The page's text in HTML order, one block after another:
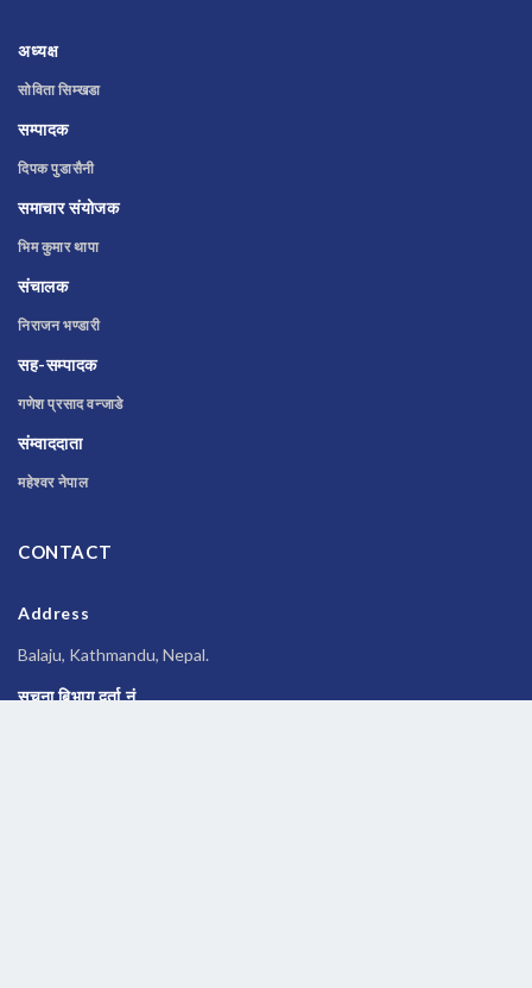
अध्यक्ष
सोविता सिम्खडा
सम्पादक
दिपक पुडासैनी
समाचार संयोजक
भिम कुमार थापा
संचालक
निराजन भण्डारी
सह-सम्पादक
गणेश प्रसाद वन्जाडे
संम्वाददाता
महेश्वर नेपाल
CONTACT
Address
Balaju, Kathmandu, Nepal.
सूचना बिभाग दर्ता नं